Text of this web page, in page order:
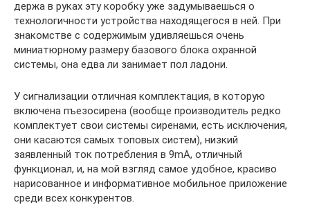
держа в руках эту коробку уже задумываешься о
технологичности устройства находящегося в ней. При
знакомстве с содержимым удивляешься очень
миниатюрному размеру базового блока охранной
системы, она едва ли занимает пол ладони.
У сигнализации отличная комплектация, в которую
включена пъезосирена (вообще производитель редко
комплектует свои системы сиренами, есть исключения,
они касаются самых топовых систем), низкий
заявленный ток потребления в 9mA, отличный
функционал, и, на мой взгляд самое удобное, красиво
нарисованное и информативное мобильное приложение
среди всех конкурентов.